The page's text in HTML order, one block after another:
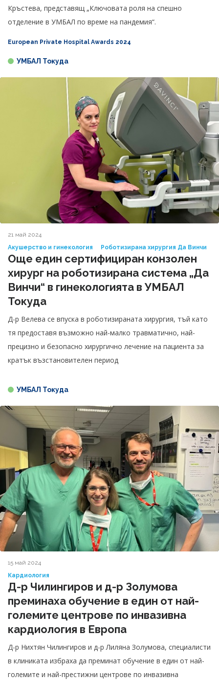
Кръстева, представящ „Ключовата роля на спешно
отделение в УМБАЛ по време на пандемия“.
European Private Hospital Awards 2024
УМБАЛ Токуда
21 май 2024
Акушерство и гинекология
Роботизирана хирургия Да Винчи
Още един сертифициран конзолен
хирург на роботизирана система „Да
Винчи“ в гинекологията в УМБАЛ
Токуда
Д-р Велева се впуска в роботизираната хирургия, тъй като
тя предоставя възможно най-малко травматично, най-
прецизно и безопасно хирургично лечение на пациента за
кратък възстановителен период
УМБАЛ Токуда
15 май 2024
Кардиология
Д-р Чилингиров и д-р Золумова
преминаха обучение в един от най-
големите центрове по инвазивна
кардиология в Европа
Д-р Нихтян Чилингиров и д-р Лиляна Золумова, специалисти
в клиниката избраха да преминат обучение в един от най-
големите и най-престижни центрове по инвазивна